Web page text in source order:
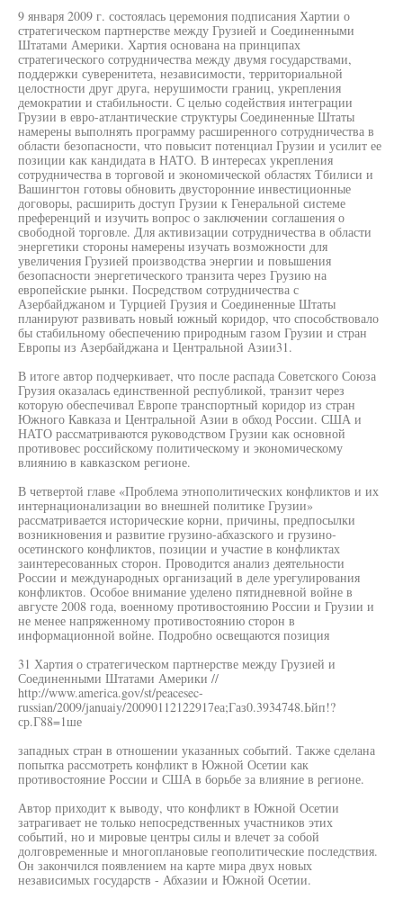
9 января 2009 г. состоялась церемония подписания Хартии о
стратегическом партнерстве между Грузией и Соединенными
Штатами Америки. Хартия основана на принципах
стратегического сотрудничества между двумя государствами,
поддержки суверенитета, независимости, территориальной
целостности друг друга, нерушимости границ, укрепления
демократии и стабильности. С целью содействия интеграции
Грузии в евро-атлантические структуры Соединенные Штаты
намерены выполнять программу расширенного сотрудничества в
области безопасности, что повысит потенциал Грузии и усилит ее
позиции как кандидата в НАТО. В интересах укрепления
сотрудничества в торговой и экономической областях Тбилиси и
Вашингтон готовы обновить двусторонние инвестиционные
договоры, расширить доступ Грузии к Генеральной системе
преференций и изучить вопрос о заключении соглашения о
свободной торговле. Для активизации сотрудничества в области
энергетики стороны намерены изучать возможности для
увеличения Грузией производства энергии и повышения
безопасности энергетического транзита через Грузию на
европейские рынки. Посредством сотрудничества с
Азербайджаном и Турцией Грузия и Соединенные Штаты
планируют развивать новый южный коридор, что способствовало
бы стабильному обеспечению природным газом Грузии и стран
Европы из Азербайджана и Центральной Азии31.
В итоге автор подчеркивает, что после распада Советского Союза
Грузия оказалась единственной республикой, транзит через
которую обеспечивал Европе транспортный коридор из стран
Южного Кавказа и Центральной Азии в обход России. США и
НАТО рассматриваются руководством Грузии как основной
противовес российскому политическому и экономическому
влиянию в кавказском регионе.
В четвертой главе «Проблема этнополитических конфликтов и их
интернационализации во внешней политике Грузии»
рассматривается исторические корни, причины, предпосылки
возникновения и развитие грузино-абхазского и грузино-
осетинского конфликтов, позиции и участие в конфликтах
заинтересованных сторон. Проводится анализ деятельности
России и международных организаций в деле урегулирования
конфликтов. Особое внимание уделено пятидневной войне в
августе 2008 года, военному противостоянию России и Грузии и
не менее напряженному противостоянию сторон в
информационной войне. Подробно освещаются позиция
31 Хартия о стратегическом партнерстве между Грузией и
Соединенными Штатами Америки //
http://www.america.gov/st/peacesec-
russian/2009/januaiy/20090112122917еа;Газ0.3934748.Ьйп!?
ср.Г88=1ше
западных стран в отношении указанных событий. Также сделана
попытка рассмотреть конфликт в Южной Осетии как
противостояние России и США в борьбе за влияние в регионе.
Автор приходит к выводу, что конфликт в Южной Осетии
затрагивает не только непосредственных участников этих
событий, но и мировые центры силы и влечет за собой
долговременные и многоплановые геополитические последствия.
Он закончился появлением на карте мира двух новых
независимых государств - Абхазии и Южной Осетии.